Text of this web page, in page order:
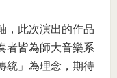
，此次演出的作品
者皆為師大音樂系
統」為理念，期待